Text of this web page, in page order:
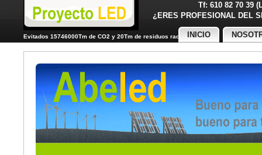
Tf: 610 82 70 39
¿ERES PROFESIONAL
Evitados 15746000Tm de CO2 y 20Tm de residuos radiactivos
INICIO